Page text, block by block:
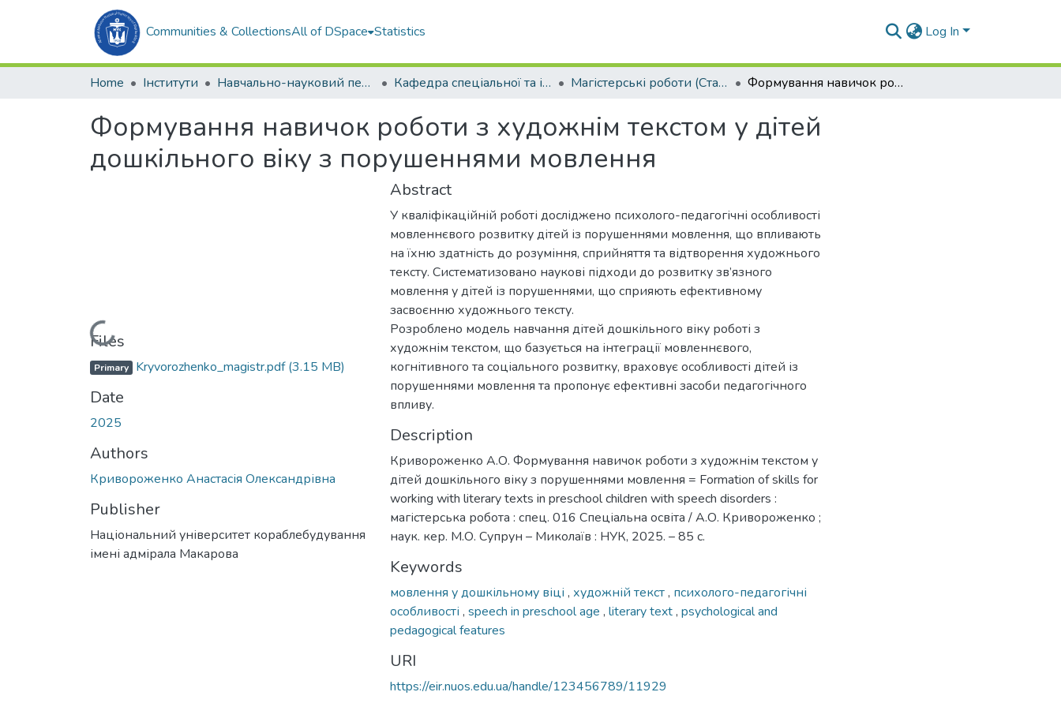
Communities & CollectionsAll of DSpace Statistics Log In
Home Інститути Навчально-науковий педагогічний інститут ім. В. О. Сухомлинського (ННПІ ім. В.О. Сухомлинського) Кафедра спеціальної та інклюзивної освіти (СтаІО) Магістерські роботи (СтаІО) Формування навичок роботи з художнім текстом у дітей дошкільного віку з порушеннями мовлення
Формування навичок роботи з художнім текстом у дітей
дошкільного віку з порушеннями мовлення
Loading...
Files
Primary Kryvorozhenko_magistr.pdf(3.15 MB)
Date
2025
Authors
Кривороженко Анастасія Олександрівна
Publisher
Національний університет кораблебудування
імені адмірала Макарова
Abstract
У кваліфікаційній роботі досліджено психолого-педагогічні особливості
мовленнєвого розвитку дітей із порушеннями мовлення, що впливають
на їхню здатність до розуміння, сприйняття та відтворення художнього
тексту. Систематизовано наукові підходи до розвитку зв’язного
мовлення у дітей із порушеннями, що сприяють ефективному
засвоєнню художнього тексту.
Розроблено модель навчання дітей дошкільного віку роботі з
художнім текстом, що базується на інтеграції мовленнєвого,
когнітивного та соціального розвитку, враховує особливості дітей із
порушеннями мовлення та пропонує ефективні засоби педагогічного
впливу.
Description
Кривороженко А.О. Формування навичок роботи з художнім текстом у
дітей дошкільного віку з порушеннями мовлення = Formation of skills for
working with literary texts in preschool children with speech disorders :
магістерська робота : спец. 016 Спеціальна освіта / А.О. Кривороженко ;
наук. кер. М.О. Супрун – Миколаїв : НУК, 2025. – 85 с.
Keywords
мовлення у дошкільному віці , художній текст, психолого-педагогічні
особливості , speech in preschool age , literary text, psychological and
pedagogical features
URI
https://eir.nuos.edu.ua/handle/123456789/11929